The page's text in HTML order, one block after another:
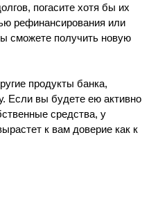
погасите хотя бы их
рефинансирования или
сможете получить новую
продукты банка,
Если вы будете ею активно
средства, у
к вам доверие как к